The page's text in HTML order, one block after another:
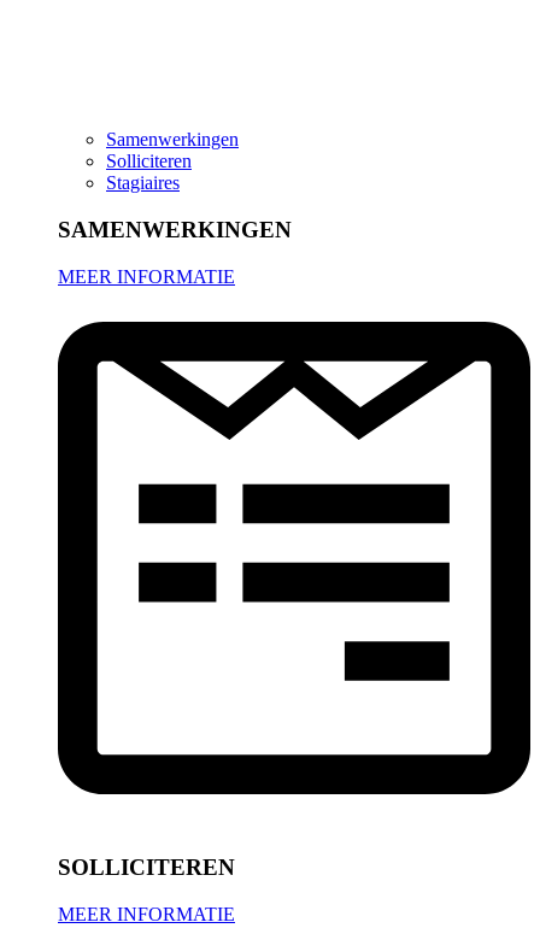
Samenwerkingen
Solliciteren
Stagiaires
SAMENWERKINGEN
MEER INFORMATIE
SOLLICITEREN
MEER INFORMATIE